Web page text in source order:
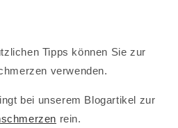
Tipps können Sie zur
verwenden.
bei unserem Blogartikel zur
rein.